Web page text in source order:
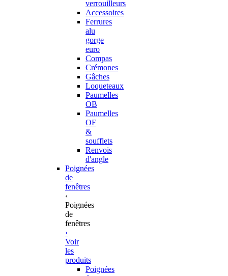
verrouilleurs
Accessoires
Ferrures
alu
gorge
euro
Compas
Crémones
Gâches
Loqueteaux
Paumelles
OB
Paumelles
OF
&
soufflets
Renvois
d'angle
Poignées
de
fenêtres
‹
Poignées
de
fenêtres
›
Voir
les
produits
Poignées